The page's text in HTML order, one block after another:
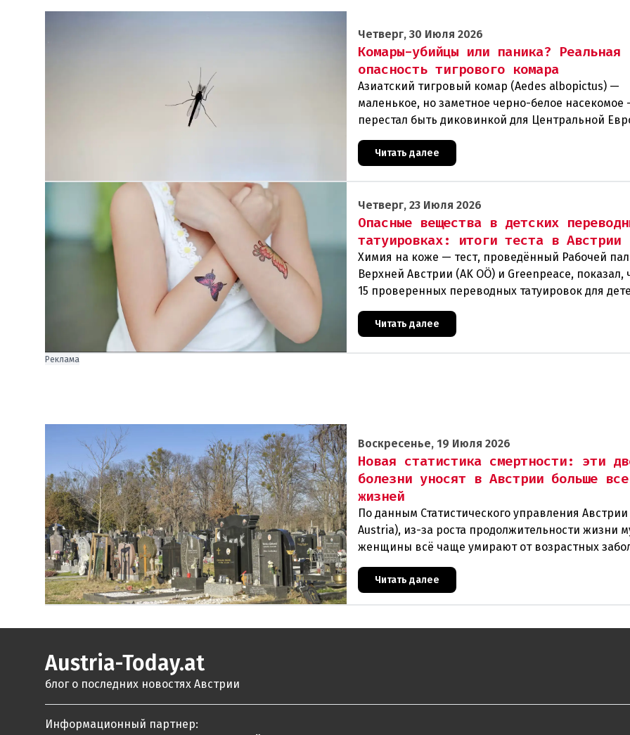
Четверг, 30 Июля 2026
Комары-убийцы или паника? Реальная
опасность тигрового комара
Азиатский тигровый комар (Aedes albopictus) —
маленькое, но заметное черно-белое насекомое
перестал быть диковинкой для Центральной
последние годы он прочно обосновался в
теперь
Читать далее
Четверг, 23 Июля 2026
Опасные вещества в детских
татуировках: итоги теста в Австрии
Химия на коже — тест, проведённый Рабочей
Верхней Австрии (AK OÖ) и Greenpeace, показал,
15 проверенных переводных татуировок для
рекомендуются к использованию из-за содержа
Читать далее
Реклама
Воскресенье, 19 Июля 2026
Новая статистика смертности: эти
болезни уносят в Австрии больше
жизней
По данным Статистического управления
Austria), из-за роста продолжительности жизни
женщины всё чаще умирают от возрастных
Читать далее
Austria-Today.at
блог о последних новостях Австрии
Информационный партнер: